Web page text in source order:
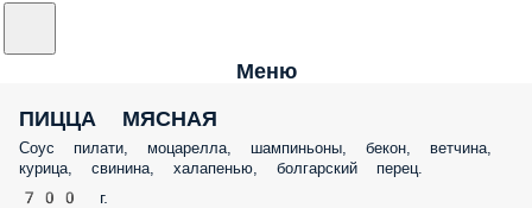
Меню
ПИЦЦА МЯСНАЯ
Соус пилати, моцарелла, шампиньоны, бекон, ветчина,
курица, свинина, халапенью, болгарский перец.
700 г.